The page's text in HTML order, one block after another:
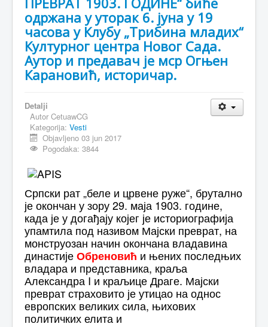
одржана у уторак 6. јуна у 19
часова у Клубу „Трибина младих“
Културног центра Новог Сада.
Аутор и предавач је мср Огњен
Карановић, историчар.
Detalji
Autor CetuawCG
Kategorija: Vesti
Objavljeno 03 jun 2017
Pogodaka: 3844
Српски рат „беле и црвене руже“, брутално
је окончан у зору 29. маја 1903. године,
када је у догађају којег је историографија
упамтила под називом Мајски преврат, на
монструозан начин окончана владавина
династијеОбреновић и њених последњих
владара и представника, краља
Александра I и краљице Драге. Мајски
преврат страховито је утицао на однос
европских великих сила, њихових
политичких елита и